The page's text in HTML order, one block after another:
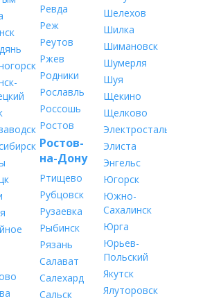
Ревда
Реж
Реутов
Ржев
Родники
Рославль
Россошь
Ростов
Ростов-
на-Дону
Ртищево
Рубцовск
Рузаевка
Рыбинск
Рязань
Салават
Салехард
Сальск
Шелехов
Шилка
Шимановск
Шумерля
Шуя
Щекино
Щелково
Электросталь
Элиста
Энгельс
Югорск
Южно-
Сахалинск
Юрга
Юрьев-
Польский
Якутск
Ялуторовск